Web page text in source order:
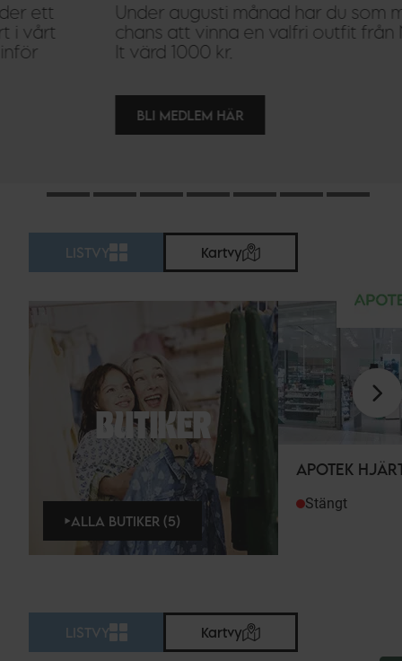
Under augusti månad har du som medlem
chans att vinna en valfri outfit från Name
It värd 1000 kr.
BLI MEDLEM HÄR
LISTVY Kartvy
BUTIKER
ALLA BUTIKER (5)
APOTEK
Stängt
LISTVY Kartvy